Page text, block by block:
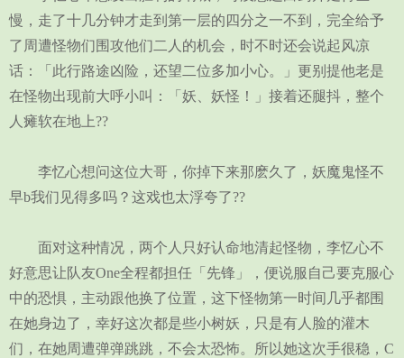
慢，走了十几分钟才走到第一层的四分之一不到，完全给予
了周遭怪物们围攻他们二人的机会，时不时还会说起风凉
话：「此行路途凶险，还望二位多加小心。」更别提他老是
在怪物出现前大呼小叫：「妖、妖怪！」接着还腿抖，整个
人瘫软在地上??
李忆心想问这位大哥，你掉下来那麽久了，妖魔鬼怪不
早b我们见得多吗？这戏也太浮夸了??
面对这种情况，两个人只好认命地清起怪物，李忆心不
好意思让队友One全程都担任「先锋」，便说服自己要克服心
中的恐惧，主动跟他换了位置，这下怪物第一时间几乎都围
在她身边了，幸好这次都是些小树妖，只是有人脸的灌木
们，在她周遭弹弹跳跳，不会太恐怖。所以她这次手很稳，C